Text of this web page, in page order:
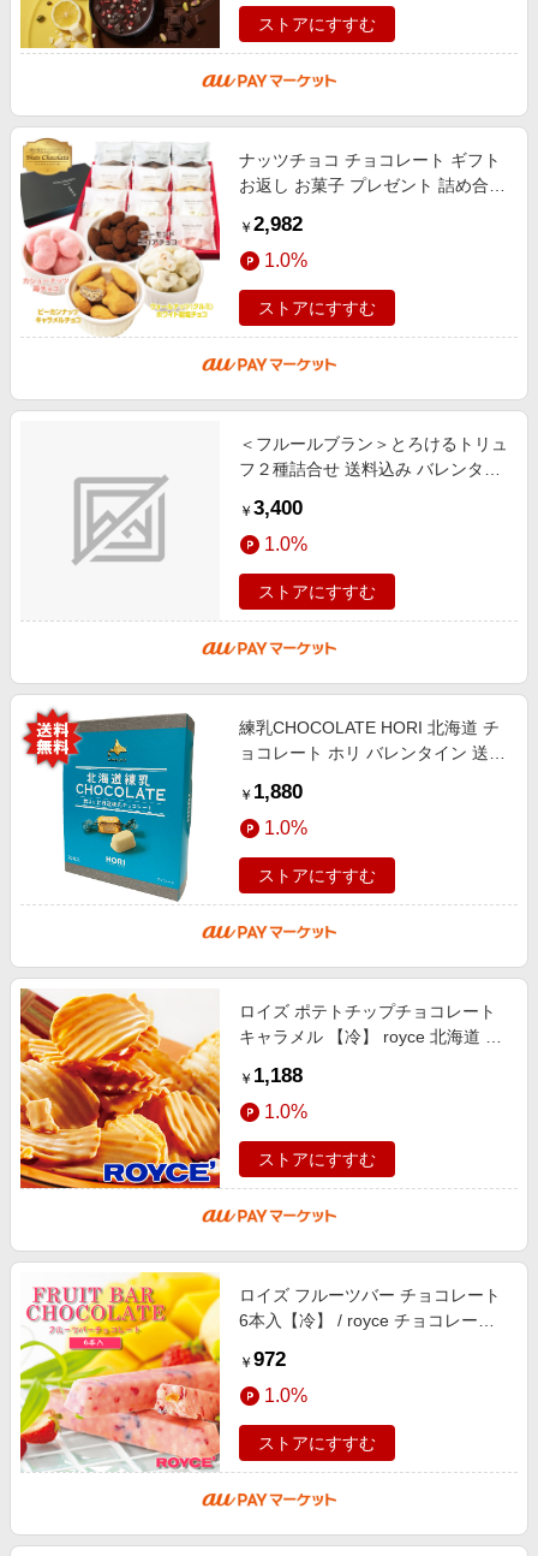
ストアにすすむ
ナッツチョコ チョコレート ギフト
お返し お菓子 プレゼント 詰め合わ
小分け スイーツ アーモンド ピ
￥ 2,982
1.0%
ストアにすすむ
＜フルールブラン＞とろけるトリュ
フ２種詰合せ 送料込み バレンタイ
￥ 3,400
1.0%
ストアにすすむ
練乳CHOCOLATE HORI 北海道 チ
ョコレート ホリ バレンタイン 送料
￥ 1,880
1.0%
ストアにすすむ
ロイズ ポテトチップチョコレート
キャラメル 【冷】 royce 北海道 人
v_brand
￥ 1,188
1.0%
ストアにすすむ
ロイズ フルーツバー チョコレート
6本入【冷】 / royce チョコレート
ナッツ バレンタイン / v_brand
￥ 972
1.0%
ストアにすすむ